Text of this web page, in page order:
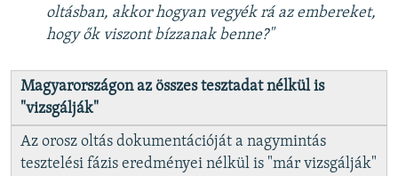
oltásban, akkor hogyan vegyék rá az embereket,
hogy ők viszont bízzanak benne?"
Magyarországon az összes tesztadat nélkül is
"vizsgálják"
Az orosz oltás dokumentációját a nagymintás
tesztelési fázis eredményei nélkül is "már vizsgálják"